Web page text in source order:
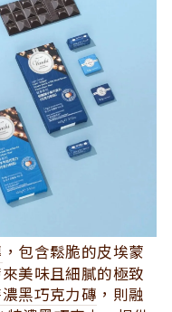
，包含鬆脆的⽪埃蒙
美味且細膩的極致
⿊巧克⼒磚 ，則融